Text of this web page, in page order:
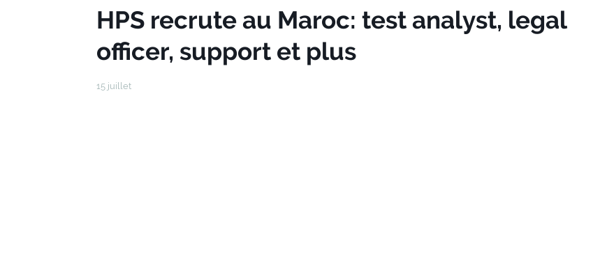
HPS recrute au Maroc: test analyst, legal
officer, support et plus
15 juillet